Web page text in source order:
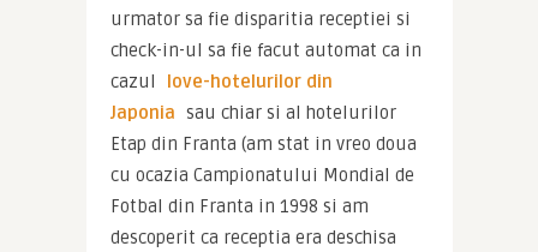
urmator sa fie disparitia receptiei si
check-in-ul sa fie facut automat ca in
cazul
love-hotelurilor din
Japonia sau chiar si al hotelurilor
Etap din Franta (am stat in vreo doua
cu ocazia Campionatului Mondial de
Fotbal din Franta in 1998 si am
descoperit ca receptia era deschisa